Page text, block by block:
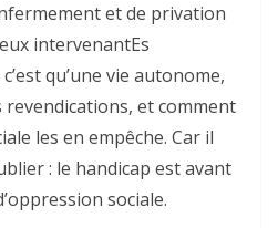
et de privation
intervenantEs
qu’une vie autonome,
et comment
les en empêche. Car il
: le handicap est avant
sociale.